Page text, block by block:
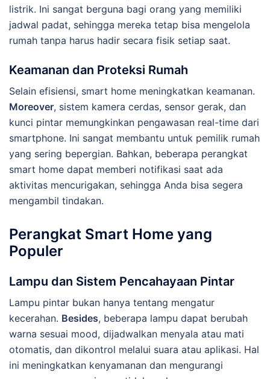
listrik. Ini sangat berguna bagi orang yang memiliki
jadwal padat, sehingga mereka tetap bisa mengelola
rumah tanpa harus hadir secara fisik setiap saat.
Keamanan dan Proteksi Rumah
Selain efisiensi, smart home meningkatkan keamanan.
Moreover, sistem kamera cerdas, sensor gerak, dan
kunci pintar memungkinkan pengawasan real-time dari
smartphone. Ini sangat membantu untuk pemilik rumah
yang sering bepergian. Bahkan, beberapa perangkat
smart home dapat memberi notifikasi saat ada
aktivitas mencurigakan, sehingga Anda bisa segera
mengambil tindakan.
Perangkat Smart Home yang
Populer
Lampu dan Sistem Pencahayaan Pintar
Lampu pintar bukan hanya tentang mengatur
kecerahan. Besides, beberapa lampu dapat berubah
warna sesuai mood, dijadwalkan menyala atau mati
otomatis, dan dikontrol melalui suara atau aplikasi. Hal
ini meningkatkan kenyamanan dan mengurangi